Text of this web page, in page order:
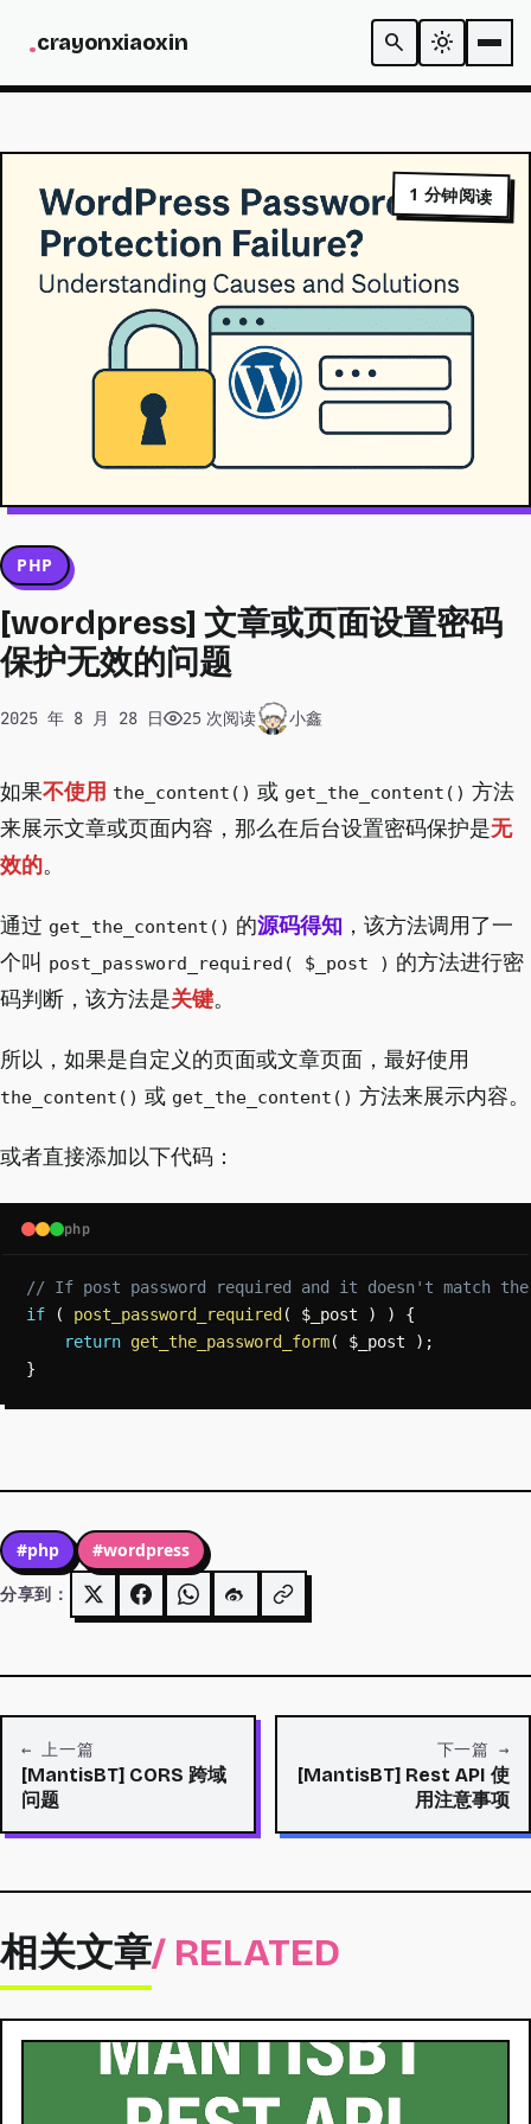
.crayonxiaoxin search light_mode
1 分钟阅读
PHP
[wordpress] 文章或页面设置密码
保护无效的问题
2025 年 8 月 28 日 25 次阅读 小鑫
如果不使用 the_content() 或 get_the_content() 方法
来展示文章或页面内容，那么在后台设置密码保护是无
效的。
通过 get_the_content() 的源码得知 ，该方法调用了一
个叫 post_password_required( $_post ) 的方法进行密
码判断，该方法是关键。
所以，如果是自定义的页面或文章页面，最好使用
the_content() 或 get_the_content() 方法来展示内容。
或者直接添加以下代码：
php
// If post password required and it doesn't match
if
( post_password_required ( $_post ) )
{
return get_the_password_form( $_post ) ;
}
Copy
#php
#wordpress
分享到：
← 上一篇
[MantisBT] CORS 跨域
问题
下一篇 →
[MantisBT] Rest API 使
用注意事项
相关文章/ RELATED